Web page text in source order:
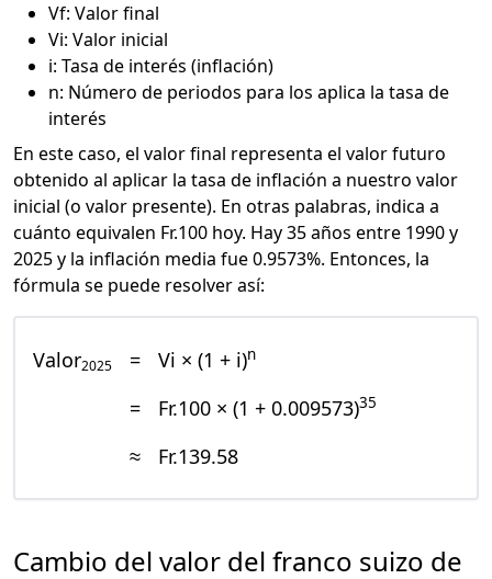
Vf: Valor final
Vi: Valor inicial
i: Tasa de interés (inflación)
n: Número de periodos para los aplica la tasa de
interés
En este caso, el valor final representa el valor futuro
obtenido al aplicar la tasa de inflación a nuestro valor
inicial (o valor presente). En otras palabras, indica a
cuánto equivalen Fr.100 hoy. Hay 35 años entre 1990 y
2025 y la inflación media fue 0.9573%. Entonces, la
fórmula se puede resolver así:
Valor2025 = Vi × (1 + i)n
= Fr.100 × (1 + 0.009573)35
≈ Fr.139.58
Cambio del valor del franco suizo de